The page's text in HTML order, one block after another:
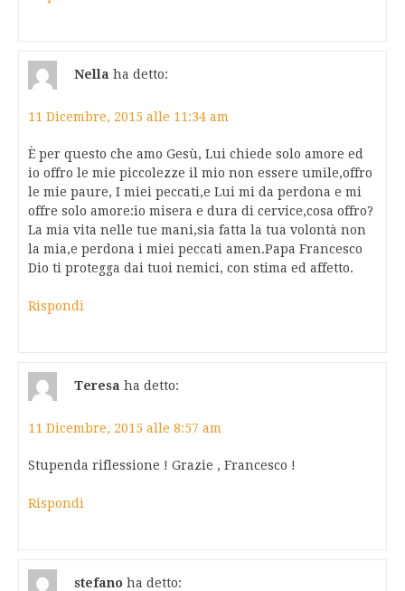
Nella ha detto:
11 Dicembre, 2015 alle 11:34 am
È per questo che amo Gesù, Lui chiede solo amore ed
io offro le mie piccolezze il mio non essere umile,offro
le mie paure, I miei peccati,e Lui mi da perdona e mi
offre solo amore:io misera e dura di cervice,cosa offro?
La mia vita nelle tue mani,sia fatta la tua volontà non
la mia,e perdona i miei peccati amen.Papa Francesco
Dio ti protegga dai tuoi nemici, con stima ed affetto.
Rispondi
Teresa ha detto:
11 Dicembre, 2015 alle 8:57 am
Stupenda riflessione ! Grazie , Francesco !
Rispondi
stefano ha detto: